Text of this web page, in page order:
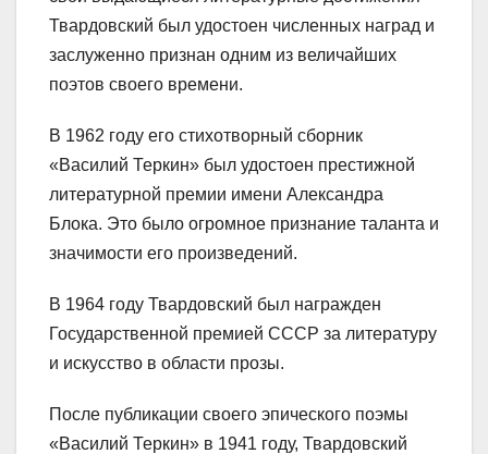
Твардовский был удостоен численных наград и
заслуженно признан одним из величайших
поэтов своего времени.
В 1962 году его стихотворный сборник
«Василий Теркин» был удостоен престижной
литературной премии имени Александра
Блока. Это было огромное признание таланта и
значимости его произведений.
В 1964 году Твардовский был награжден
Государственной премией СССР за литературу
и искусство в области прозы.
После публикации своего эпического поэмы
«Василий Теркин» в 1941 году, Твардовский